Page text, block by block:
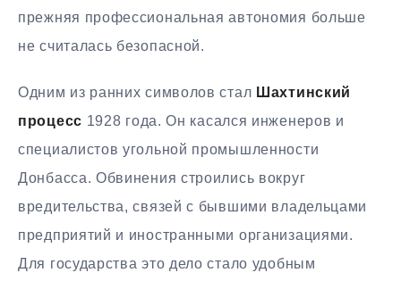
прежняя профессиональная автономия больше
не считалась безопасной.
Одним из ранних символов стал Шахтинский
процесс 1928 года. Он касался инженеров и
специалистов угольной промышленности
Донбасса. Обвинения строились вокруг
вредительства, связей с бывшими владельцами
предприятий и иностранными организациями.
Для государства это дело стало удобным